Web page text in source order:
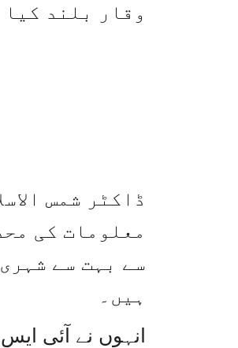
وقار بلند کیا
ڈاکٹر شمس
معلومات کی
سے بہت سے
ہیں۔
انہوں نے آئی